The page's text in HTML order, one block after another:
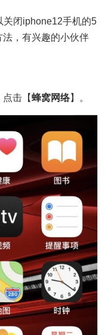
关闭iphone12手机的5
，有兴趣的小伙伴
点击【蜂窝网络】。